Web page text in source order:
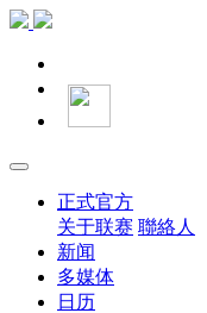
正式官方
关于联赛 聯絡人
新闻
多媒体
日历